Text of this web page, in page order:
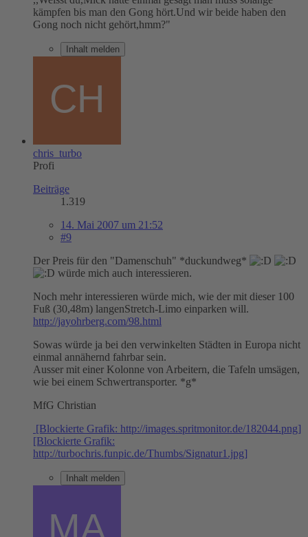
kämpfen bis man den Gong hört.Und wir beide haben den
Gong noch nicht gehört,hmm?"
Inhalt melden
chris_turbo
Profi
Beiträge
1.319
14. Mai 2007 um 21:52
#9
Der Preis für den "Damenschuh" *duckundweg*
würde mich auch interessieren.
Noch mehr interessieren würde mich, wie der mit dieser 100
Fuß (30,48m) langenStretch-Limo einparken will.
http://jayohrberg.com/98.html
Sowas würde ja bei den verwinkelten Städten in Europa nicht
einmal annähernd fahrbar sein.
Ausser mit einer Kolonne von Arbeitern, die Tafeln umsägen,
wie bei einem Schwertransporter. *g*
MfG Christian
[Blockierte Grafik: http://images.spritmonitor.de/182044.png]
[Blockierte Grafik:
http://turbochris.funpic.de/Thumbs/Signatur1.jpg]
Inhalt melden